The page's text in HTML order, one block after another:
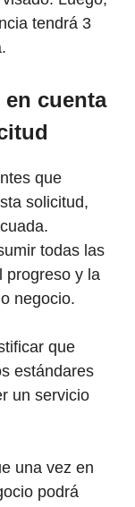
tendrá 3
cuenta
que
solicitud,
todas las
progreso y la
negocio.
que
estándares
un servicio
una vez en
podrá